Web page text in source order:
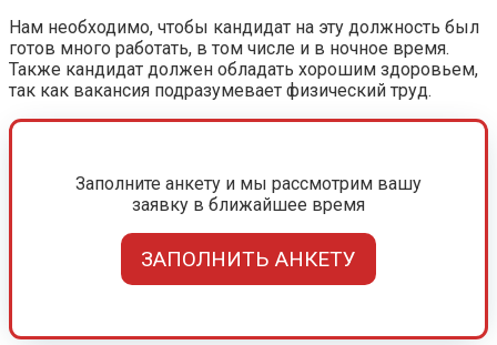
Нам необходимо, чтобы кандидат на эту должность был
готов много работать, в том числе и в ночное время.
Также кандидат должен обладать хорошим здоровьем,
так как вакансия подразумевает физический труд.
Заполните анкету и мы рассмотрим вашу
заявку в ближайшее время
ЗАПОЛНИТЬ АНКЕТУ